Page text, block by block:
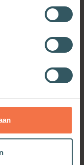
Meer informatie